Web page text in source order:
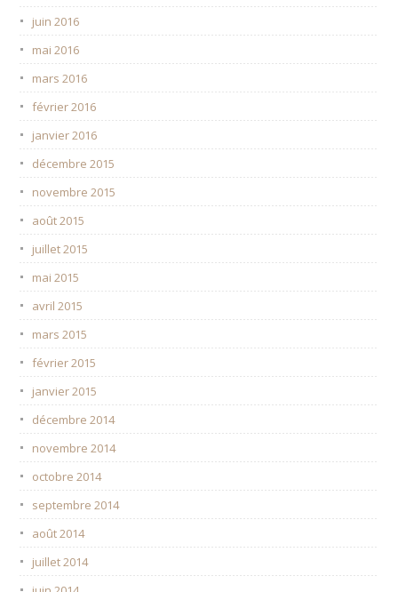
juin 2016
mai 2016
mars 2016
février 2016
janvier 2016
décembre 2015
novembre 2015
août 2015
juillet 2015
mai 2015
avril 2015
mars 2015
février 2015
janvier 2015
décembre 2014
novembre 2014
octobre 2014
septembre 2014
août 2014
juillet 2014